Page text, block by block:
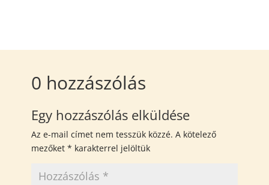
0 hozzászólás
Egy hozzászólás elküldése
Az e-mail címet nem tesszük közzé. A kötelező
mezőket * karakterrel jelöltük